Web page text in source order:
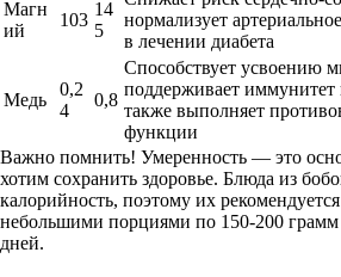
Магн
ий
103
14
5
нормализует
в лечении диабета
Медь
0,2
4
0,8
Способствует усвоению
поддерживает иммунитет
также выполняет
функции
Важно помнить! Умеренность — это
хотим сохранить здоровье. Блюда из
калорийность, поэтому их
небольшими порциями по 150-200 грамм
дней.